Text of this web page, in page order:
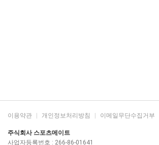
이용약관 개인정보처리방침 이메일무단수집거부
주식회사 스포츠메이트
사업자등록번호 : 266-86-01641